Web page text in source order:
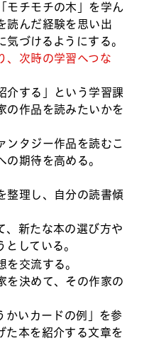
モチモチの木」を学ん
読んだ経験を思い出
気づけるようにする。
、次時の学習へつな
介する」という学習課
の作品を読みたいかを
ンタジー作品を読むこ
の期待を高める。
整理し、自分の読書傾
、新たな本の選び方や
している。
交流する。
決めて、その作家の
いカードの例」を参
本を紹介する文章を